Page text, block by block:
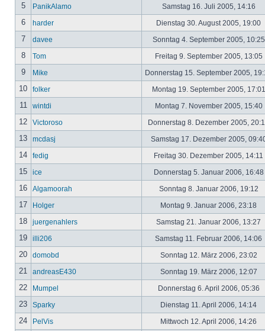
5 PanikAlamo Samstag 16. Juli 2005, 14:16
6 harder Dienstag 30. August 2005, 19:00
7 davee Sonntag 4. September 2005,
8 Tom Freitag 9. September 2005, 13:05
9 Mike Donnerstag 15. September 2005,
10 folker Montag 19. September 2005,
11 wintdi Montag 7. November 2005, 15:40
12 Victoroso Donnerstag 8. Dezember 2005,
13 mcdasj Samstag 17. Dezember 2005,
14 fedig Freitag 30. Dezember 2005, 14:11
15 ice Donnerstag 5. Januar 2006, 16:48
16 Algamoorah Sonntag 8. Januar 2006, 19:12
17 Holger Montag 9. Januar 2006, 23:18
18 juergenahlers Samstag 21. Januar 2006, 13:27
19 illi206 Samstag 11. Februar 2006, 14:06
20 domobd Sonntag 12. März 2006, 23:02
21 andreasE430 Sonntag 19. März 2006, 12:07
22 Mumpel Donnerstag 6. April 2006, 05:36
23 Sparky Dienstag 11. April 2006, 14:14
24 PelVis Mittwoch 12. April 2006, 14:26